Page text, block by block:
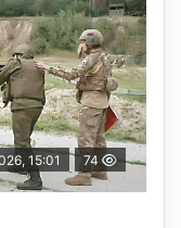
15:01 74